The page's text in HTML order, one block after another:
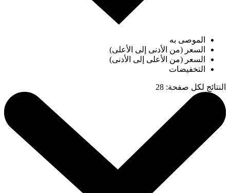
الموصى به
السعر (من الأدنى إلى الأعلى)
السعر (من الأعلى إلى الأدنى)
التخفيضات
النتائج لكل صفحة:
28